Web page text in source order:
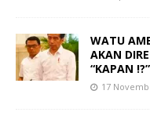
WATU
AKAN
“KAPAN !?”
17